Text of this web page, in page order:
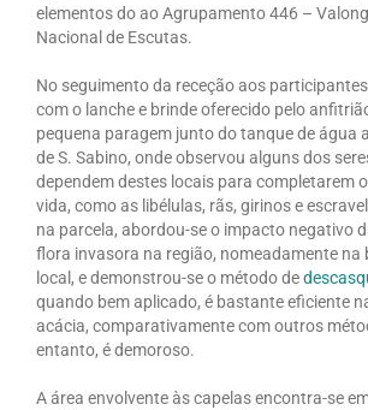
elementos do ao Agrupamento 446 –
Nacional de Escutas.
No seguimento da receção aos
com o lanche e brinde oferecido pelo
pequena paragem junto do tanque de água
de S. Sabino, onde observou alguns dos
dependem destes locais para completarem
vida, como as libélulas, rãs, girinos e
na parcela, abordou-se o impacto negativo
flora invasora na região, nomeadamente na
local, e demonstrou-se o método de
quando bem aplicado, é bastante eficiente
acácia, comparativamente com outros
entanto, é demoroso.
A área envolvente às capelas encontra-se